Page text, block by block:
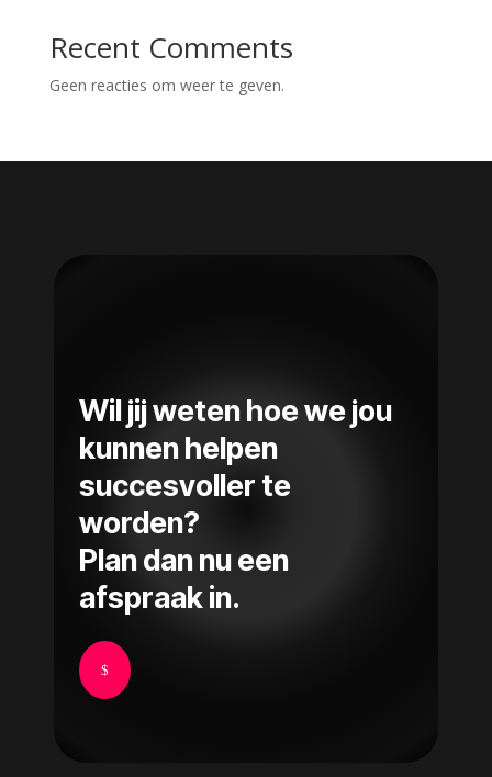
Recent Comments
Geen reacties om weer te geven.
Wil jij weten hoe we jou
kunnen helpen
succesvoller te
worden?
Plan dan nu een
afspraak in.
$